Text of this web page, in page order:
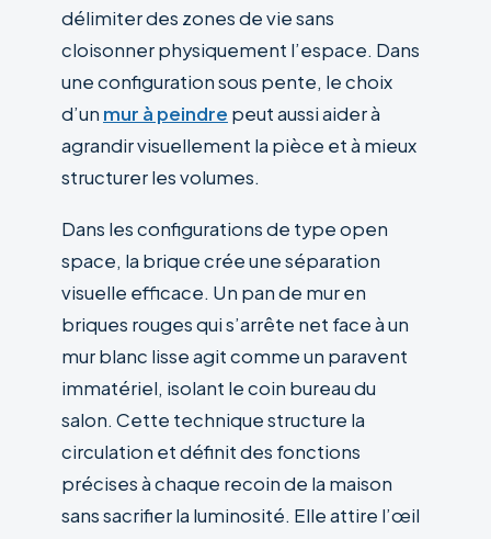
délimiter des zones de vie sans
cloisonner physiquement l’espace. Dans
une configuration sous pente, le choix
d’un mur à peindre peut aussi aider à
agrandir visuellement la pièce et à mieux
structurer les volumes.
Dans les configurations de type open
space, la brique crée une séparation
visuelle efficace. Un pan de mur en
briques rouges qui s’arrête net face à un
mur blanc lisse agit comme un paravent
immatériel, isolant le coin bureau du
salon. Cette technique structure la
circulation et définit des fonctions
précises à chaque recoin de la maison
sans sacrifier la luminosité. Elle attire l’œil